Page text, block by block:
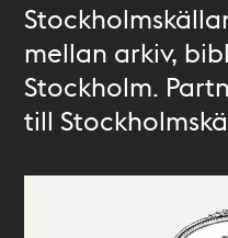
mellan arkiv,
Stockholm.
till